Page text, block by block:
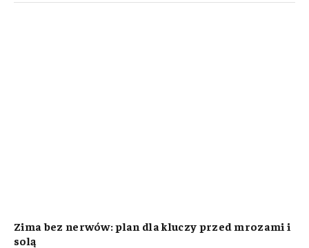
Zima bez nerwów: plan dla kluczy przed mrozami i
solą